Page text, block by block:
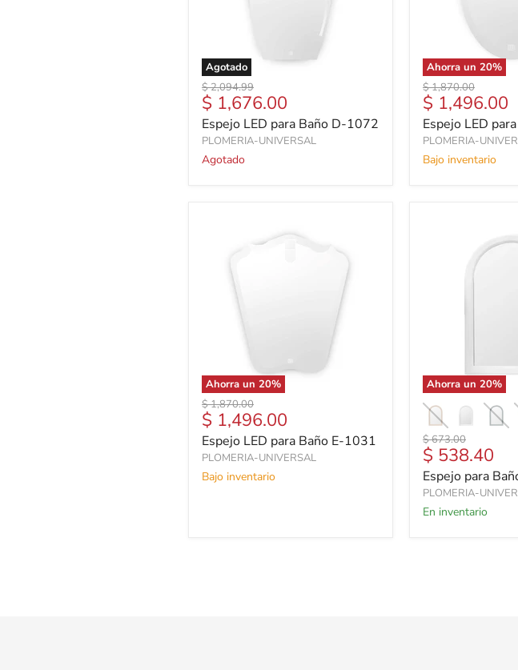
Agotado
Precio
original
$ 2,094.99
Precio
actual
$ 1,676.00
Espejo LED para Baño D-1072
PLOMERIA-UNIVERSAL
Agotado
Ahorra un 20%
Precio
original
$ 1,870.00
Precio
actual
$ 1,496.00
Espejo LED
PLOMERIA-
Bajo inventario
Ahorra un 20%
Precio
original
$ 1,870.00
Precio
actual
$ 1,496.00
Espejo LED para Baño E-1031
PLOMERIA-UNIVERSAL
Bajo inventario
Ahorra un 20%
Precio
original
$ 673.00
Precio
actual
$ 538.40
Espejo para
PLOMERIA-
En inventario